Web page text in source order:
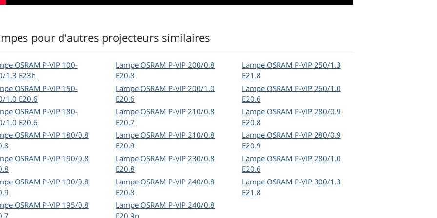
pour d'autres projecteurs similaires
OSRAM P-VIP 100-
1.3 E23h
OSRAM P-VIP 150-
1.0 E20.6
OSRAM P-VIP 180-
1.0 E20.6
OSRAM P-VIP 180/0.8
OSRAM P-VIP 190/0.8
OSRAM P-VIP 190/0.8
OSRAM P-VIP 195/0.8
Lampe OSRAM P-VIP 200/0.8
E20.8
Lampe OSRAM P-VIP 200/1.0
E20.6
Lampe OSRAM P-VIP 210/0.8
E20.7
Lampe OSRAM P-VIP 210/0.8
E20.9
Lampe OSRAM P-VIP 230/0.8
E20.8
Lampe OSRAM P-VIP 240/0.8
E20.8
Lampe OSRAM P-VIP 240/0.8
E20.9n
Lampe OSRAM P-VIP 250/1.3
E21.8
Lampe OSRAM P-VIP 260/1.0
E20.6
Lampe OSRAM P-VIP 280/0.9
E20.8
Lampe OSRAM P-VIP 280/0.9
E20.9
Lampe OSRAM P-VIP 280/1.0
E20.6
Lampe OSRAM P-VIP 300/1.3
E21.8